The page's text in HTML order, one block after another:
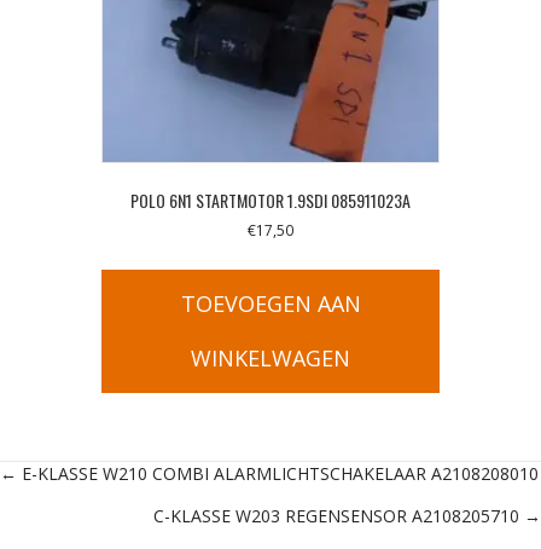
POLO 6N1 STARTMOTOR 1.9SDI 085911023A
€17,50
TOEVOEGEN AAN
WINKELWAGEN
Posts
← E-KLASSE W210 COMBI ALARMLICHTSCHAKELAAR A2108208010
C-KLASSE W203 REGENSENSOR A2108205710 →